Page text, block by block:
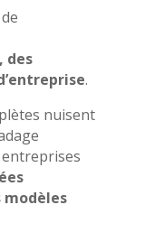
des
.
nuisent
modèles